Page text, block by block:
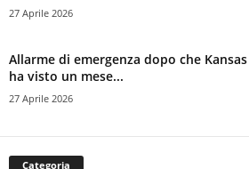
27 Aprile 2026
Allarme di emergenza dopo che
ha visto un mese...
27 Aprile 2026
Categoria